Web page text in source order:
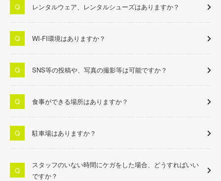
レンタルウェア、レンタルシューズはありますか？
WI-FI環境はありますか？
SNS等の投稿や、写真の撮影等は可能ですか？
食事ができる場所はありますか？
駐車場はありますか？
スタッフのいない時間にケガをした場合、どうすればいい
ですか？